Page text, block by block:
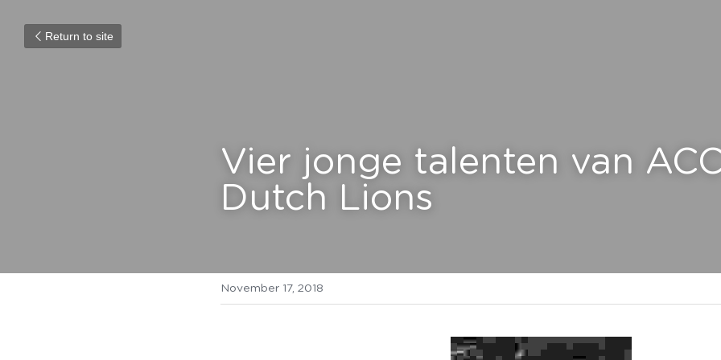
Return to site
Vier jonge talenten van
Dutch Lions
November 17, 2018